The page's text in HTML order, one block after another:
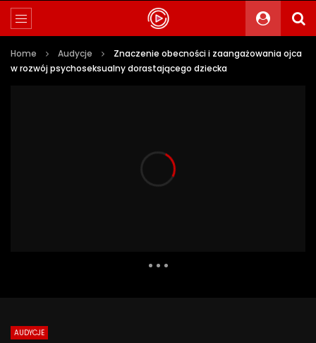
Home Audycje
Znaczenie obecności i zaangażowania ojca
w rozwój psychoseksualny dorastającego dziecka
AUDYCJE